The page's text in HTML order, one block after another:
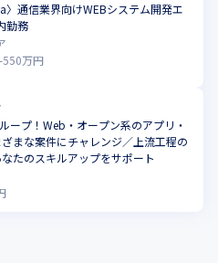
〉通信業界向けWEBシステム開発エ
勤務
-550万円
ープ！Web・オープン系のアプリ・
まな案件にチャレンジ／上流工程の
たのスキルアップをサポート